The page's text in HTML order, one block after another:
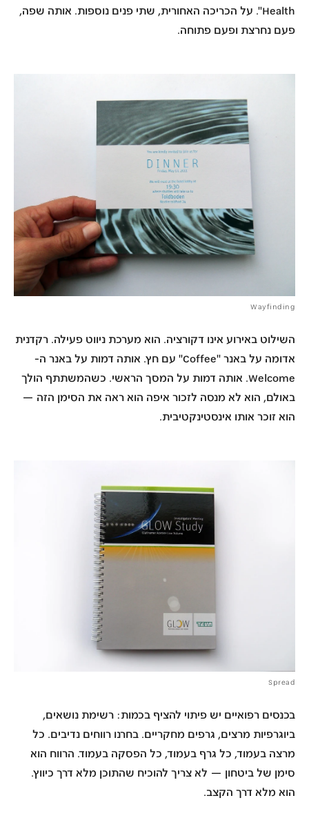
Health". על הכריכה האחורית, שתי פנים נוספות. אותה שפה,
פעם נחרצת ופעם פתוחה.
Wayfinding
השילוט באירוע אינו דקורציה. הוא מערכת ניווט פעילה. רקדנית
אדומה על באנר "Coffee" עם חץ. אותה דמות על באנר ה-
Welcome. אותה דמות על המסך הראשי. כשהמשתתף הולך
באולם, הוא לא מנסה לזכור איפה הוא ראה את הסימן הזה —
הוא זוכר אותו אינסטינקטיבית.
Spread
בכנסים רפואיים יש פיתוי להציף בכמות: רשימת נושאים,
ביוגרפיות מרצים, גרפים מחקריים. בחרנו רווחים נדיבים. כל
מרצה בעמוד, כל גרף בעמוד, כל הפסקה בעמוד. הרווח הוא
סימן של ביטחון — לא צריך להוכיח שהתוכן מלא דרך כיווץ.
הוא מלא דרך הקצב.